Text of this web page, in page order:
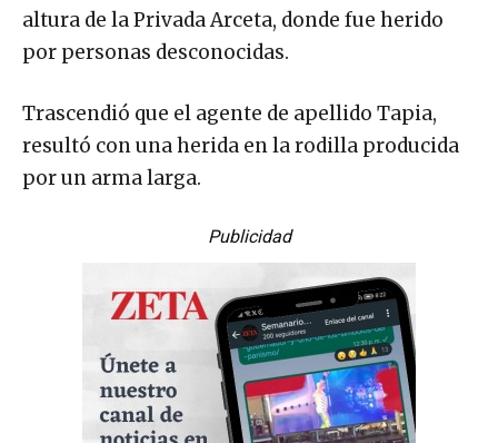
altura de la Privada Arceta, donde fue herido
por personas desconocidas.
Trascendió que el agente de apellido Tapia,
resultó con una herida en la rodilla producida
por un arma larga.
Publicidad